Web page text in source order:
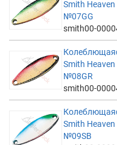
Smith Heaven
№07GG
smith00-
Smith Heaven
№08GR
smith00-
Smith Heaven
№09SB